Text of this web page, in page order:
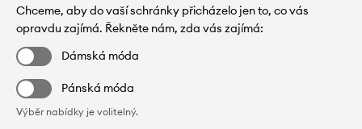
Chceme, aby do vaší schránky přicházelo jen to, co vás
opravdu zajímá. Řekněte nám, zda vás zajímá:
Dámská móda
Pánská móda
Výběr nabídky je volitelný.